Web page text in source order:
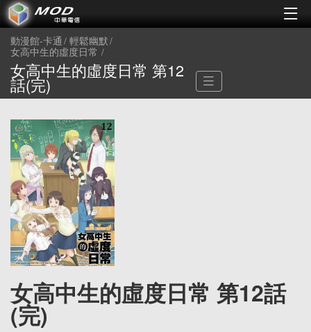
動漫館-卡通 輕鬆幽默
女高中生的虛度日常
女高中生的虛度日常 第12
話(完)
女高中生的虛度日常 第12話
(完)